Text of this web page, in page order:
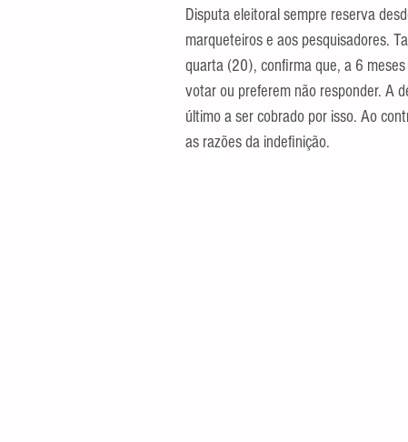
Disputa eleitoral sempre reserva
marqueteiros e aos pesquisadores.
quarta (20), confirma que, a 6
votar ou preferem não responder. A
último a ser cobrado por isso. Ao
as razões da indefinição.